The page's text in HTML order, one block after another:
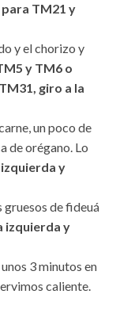
TM21 y
y el chorizo y
y TM6 o
giro a la
un poco de
de orégano. Lo
izquierda y
gruesos de fideuá
izquierda y
3 minutos en
caliente.